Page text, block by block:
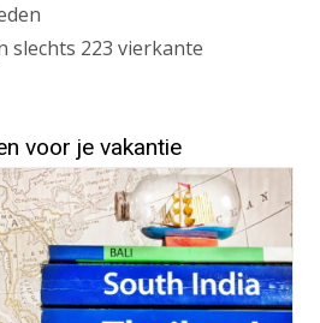
slechts 223 vierkante
voor je vakantie